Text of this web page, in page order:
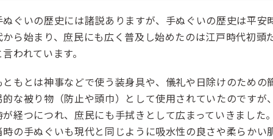
ぬぐいの歴史には諸説ありますが、手ぬぐいの歴史は平安
から始まり、庶民にも広く普及し始めたのは江戸時代初頭
われています。
ともとは神事などで使う装身具や、儀礼や日除けのための
的な被り物（防止や頭巾）として使用されていたのですが
が経つにつれ、庶民にも手拭きとして広まっていきました
時の手ぬぐいも現代と同じように吸水性の良さや柔らかい